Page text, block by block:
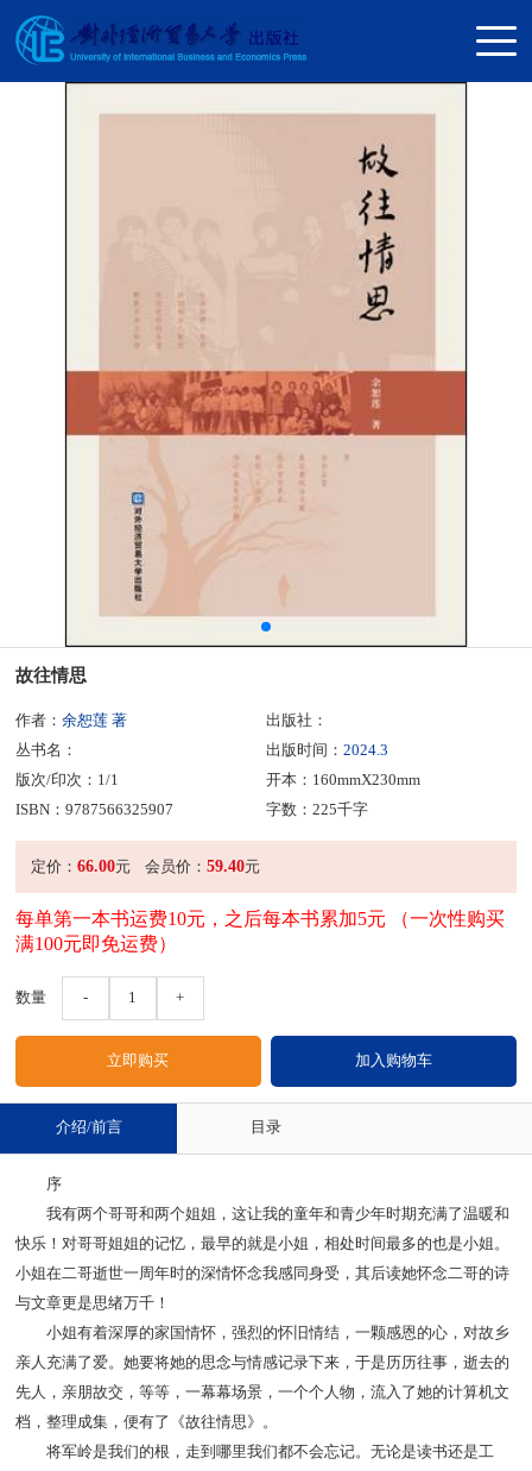
故往情思
作者： 余恕莲 著
出版社：
丛书名：
出版时间： 2024.3
版次/印次：1/1
开本：160mmX230mm
ISBN：9787566325907
字数：225千字
定价： 66.00元 会员价：59.40元
每单第一本书运费10元，之后每本书累加5元 （一次性购买
满100元即免运费）
数量 - 1 +
介绍/前言 目录
序
我有两个哥哥和两个姐姐，这让我的童年和青少年时期充满了温暖和
快乐！对哥哥姐姐的记忆，最早的就是小姐，相处时间最多的也是小姐。
小姐在二哥逝世一周年时的深情怀念我感同身受，其后读她怀念二哥的诗
与文章更是思绪万千！
小姐有着深厚的家国情怀，强烈的怀旧情结，一颗感恩的心，对故乡
亲人充满了爱。她要将她的思念与情感记录下来，于是历历往事，逝去的
先人，亲朋故交，等等，一幕幕场景，一个个人物，流入了她的计算机文
档，整理成集，便有了《故往情思》。
将军岭是我们的根，走到哪里我们都不会忘记。无论是读书还是工